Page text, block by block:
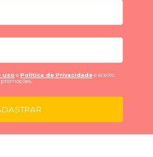
uso ePolitica de Privacidadee aceito